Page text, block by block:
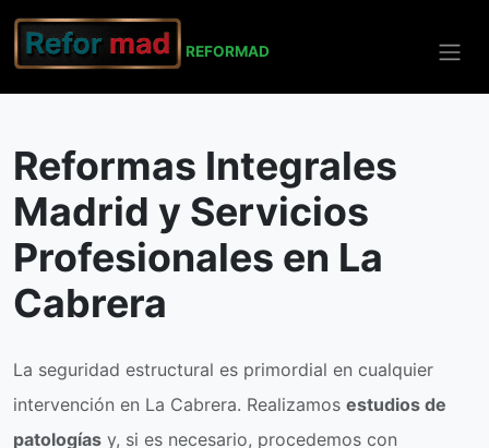
REFORMAD
Inicio La Cabrera
Reformas Integrales
Madrid y Servicios
Profesionales en La
Cabrera
La seguridad estructural es primordial en cualquier
intervención en La Cabrera. Realizamos estudios de
patologías y, si es necesario, procedemos con